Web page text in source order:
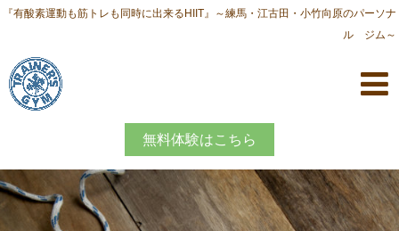
『有酸素運動も筋トレも同時に出来るHIIT』～練馬・江古田・小竹向原のパーソナ
ル ジム～
無料体験はこちら